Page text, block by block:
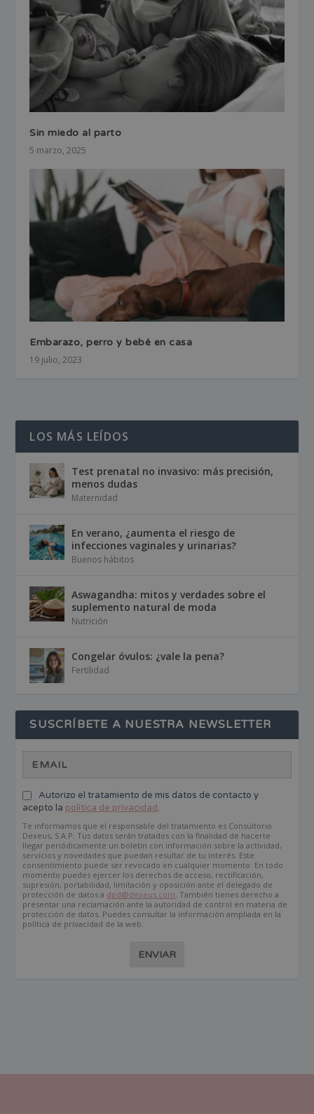
Sin miedo al parto
5 marzo, 2025
Embarazo, perro y bebé en casa
19 julio, 2023
LOS MÁS LEÍDOS
Test prenatal no invasivo: más precisión,
menos dudas
Maternidad
En verano, ¿aumenta el riesgo de
infecciones vaginales y urinarias?
Buenos hábitos
Aswagandha: mitos y verdades sobre el
suplemento natural de moda
Nutrición
Congelar óvulos: ¿vale la pena?
Fertilidad
SUSCRÍBETE A NUESTRA NEWSLETTER
Autorizo el tratamiento de mis datos de contacto y
acepto la política de privacidad.
Te informamos que el responsable del tratamiento es Consultorio
Dexeus, S.A.P. Tus datos serán tratados con la finalidad de hacerte
llegar periódicamente un boletín con información sobre la actividad,
servicios y novedades que puedan resultar de tu interés. Este
consentimiento puede ser revocado en cualquier momento. En todo
momento puedes ejercer los derechos de acceso, rectificación,
supresión, portabilidad, limitación y oposición ante el delegado de
protección de datos a dpd@dexeus.com . También tienes derecho a
presentar una reclamación ante la autoridad de control en materia de
protección de datos. Puedes consultar la información ampliada en la
política de privacidad de la web.
ENVIAR